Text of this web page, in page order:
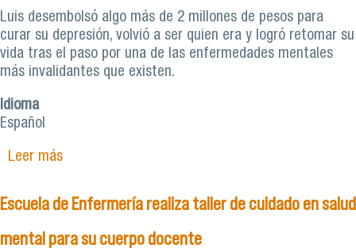
Luis desembolsó algo más de 2 millones de pesos para
curar su depresión, volvió a ser quien era y logró retomar su
vida tras el paso por una de las enfermedades mentales
más invalidantes que existen.
Idioma
Español
Leer mássobre Opinión | ¿Puede el ejercicio físico curar la
Escuela de Enfermería realiza taller de cuidado en salud
mental para su cuerpo docente